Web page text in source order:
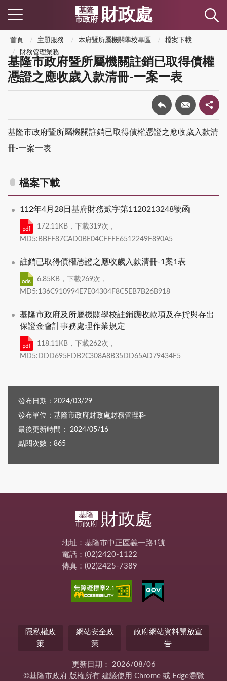
基隆
市政府 財政處
首頁 主題服務 本府暨所屬機關學校專區
檔案下載
財務管理業務
基隆市政府暨所屬機關註銷已取得債權
憑證之應收歲入款清冊-一案一表
基隆市政府暨所屬機關註銷已取得債權憑證之應收歲入款清
冊-一案一表
檔案下載
112年4月28日基府財務貳字第1120213248號函
172.11KB，下載319次，
MD5:BBFF87CAD0BE04CFFFE6512249F890A5
註銷已取得債權憑證之應收歲入款清冊-1案1表
6.85KB，下載269次，
MD5:136C910994E7E04304F8C5EB7B26B918
基隆市政府及所屬機關學校註銷應收款項及存貨與存出
保證金會計事務處理作業規定
118.11KB，下載262次，
MD5:DDD695FDB2C308A8B35DD65AD79434F5
發布日期：2024/03/29
發布單位：基隆市政府財政處財務管理科
最後更新時間： 2024/05/16
點閱次數：865
基隆
市政府 財政處
地址：基隆市中正區義一路1號
電話：(02)2420-1122
傳真：(02)2425-7389
隱私權政
策
網站安全政
策
政府網站資料開放宣
告
更新日期： 2026/08/06
©基隆市政府 版權所有 建議使用 Chrome 或 Edge瀏覽